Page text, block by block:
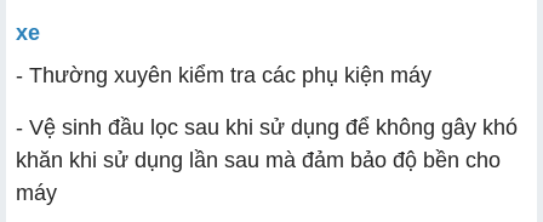
xe
- Thường xuyên kiểm tra các phụ kiện máy
- Vệ sinh đầu lọc sau khi sử dụng để không gây khó
khăn khi sử dụng lần sau mà đảm bảo độ bền cho
máy